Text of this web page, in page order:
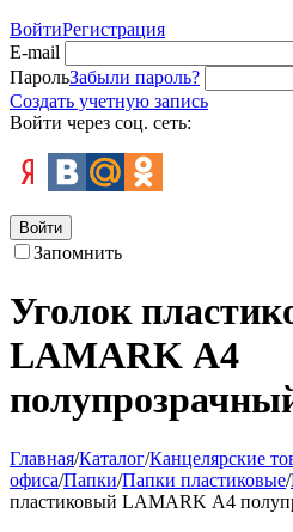
ВойтиРегистрация
E-mail
ПарольЗабыли пароль?
Создать учетную запись
Войти через соц. сеть:
Войти
Запомнить
Уголок
LAMARK А4
Главная/Каталог/Канцелярские
офиса/Папки/Папки пластиковые/
пластиковый LAMARK А4